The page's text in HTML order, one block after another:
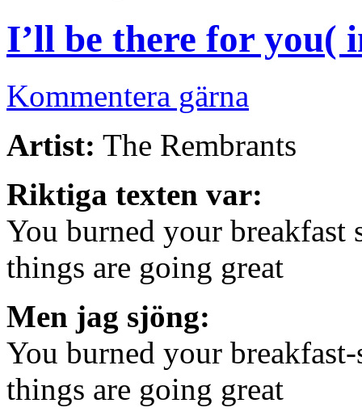
I’ll be there for you(
Kommentera gärna
Artist: The Rembrants
Riktiga texten var:
You burned your breakfast
things are going great
Men jag sjöng:
You burned your
things are going great